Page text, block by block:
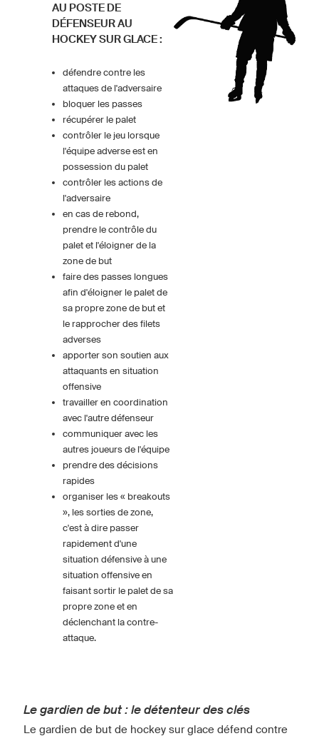
AU POSTE DE
DÉFENSEUR AU
HOCKEY SUR GLACE :
défendre contre les
attaques de l'adversaire
bloquer les passes
récupérer le palet
contrôler le jeu lorsque
l'équipe adverse est en
possession du palet
contrôler les actions de
l'adversaire
en cas de rebond,
prendre le contrôle du
palet et l'éloigner de la
zone de but
faire des passes longues
afin d'éloigner le palet de
sa propre zone de but et
le rapprocher des filets
adverses
apporter son soutien aux
attaquants en situation
offensive
travailler en coordination
avec l'autre défenseur
communiquer avec les
autres joueurs de l'équipe
prendre des décisions
rapides
organiser les « breakouts
», les sorties de zone,
c'est à dire passer
rapidement d'une
situation défensive à une
situation offensive en
faisant sortir le palet de sa
propre zone et en
déclenchant la contre-
attaque.
Le gardien de but : le détenteur des clés
Le gardien de but de hockey sur glace défend contre